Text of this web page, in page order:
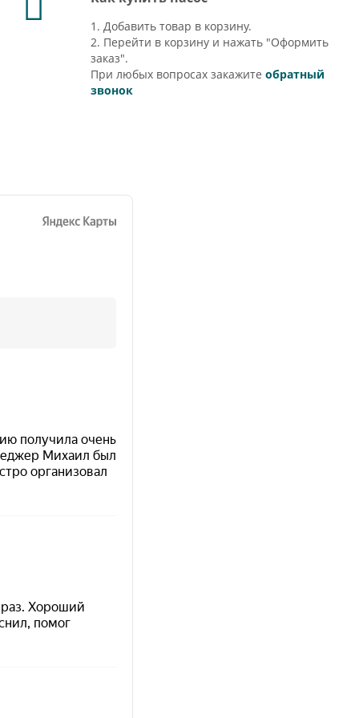
1. Добавить товар в корзину.
2. Перейти в корзину и нажать "Оформить
заказ".
При любых вопросах закажитеобратный
звонок